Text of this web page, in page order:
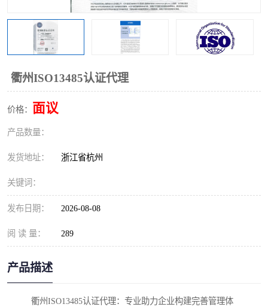
衢州ISO13485认证代理
价格： 面议
产品数量：
发货地址： 浙江省杭州
关键词：
发布日期： 2026-08-08
阅 读 量： 289
产品描述
衢州ISO13485认证代理：专业助力企业构建完善管理体